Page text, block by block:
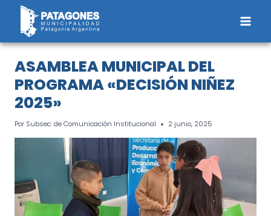
Saltar
contenido
ASAMBLEA MUNICIPAL DEL
PROGRAMA «DECISIÓN NIÑEZ
2025»
Por Subsec. de Comunicación Institucional 2 junio, 2025